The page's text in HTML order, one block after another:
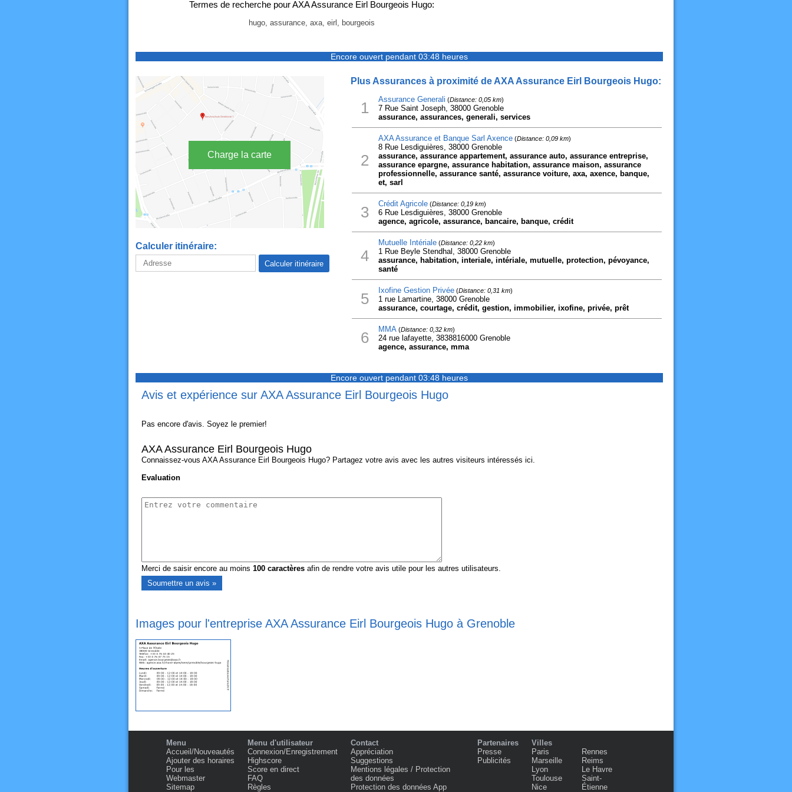
Termes de recherche pour AXA Assurance Eirl Bourgeois Hugo:
hugo, assurance, axa, eirl, bourgeois
Encore ouvert pendant 03:48 heures
Charge la carte
Calculer itinéraire:
Plus Assurances à proximité de AXA Assurance Eirl Bourgeois Hugo:
1 Assurance Generali (Distance: 0,05 km)
7 Rue Saint Joseph, 38000 Grenoble
assurance, assurances, generali, services
2
AXA Assurance et Banque Sarl Axence(Distance: 0,09 km)
8 Rue Lesdiguières, 38000 Grenoble
assurance, assurance appartement, assurance auto, assurance entreprise,
assurance epargne, assurance habitation, assurance maison, assurance
professionnelle, assurance santé, assurance voiture, axa, axence, banque,
et, sarl
3 Crédit Agricole(Distance: 0,19 km)
6 Rue Lesdiguières, 38000 Grenoble
agence, agricole, assurance, bancaire, banque, crédit
4
Mutuelle Intériale(Distance: 0,22 km)
1 Rue Beyle Stendhal, 38000 Grenoble
assurance, habitation, interiale, intériale, mutuelle, protection, pévoyance,
santé
5 Ixofine Gestion Privée(Distance: 0,31 km)
1 rue Lamartine, 38000 Grenoble
assurance, courtage, crédit, gestion, immobilier, ixofine, privée, prêt
6 MMA(Distance: 0,32 km)
24 rue lafayette, 3838816000 Grenoble
agence, assurance, mma
Encore ouvert pendant 03:48 heures
Avis et expérience sur AXA Assurance Eirl Bourgeois Hugo
Pas encore d'avis. Soyez le premier!
AXA Assurance Eirl Bourgeois Hugo
Connaissez-vous AXA Assurance Eirl Bourgeois Hugo? Partagez votre avis avec les autres visiteurs intéressés ici.
Evaluation
Merci de saisir encore au moins 100caractèresafin de rendre votre avis utile pour les autres utilisateurs.
Images pour l'entreprise AXA Assurance Eirl Bourgeois Hugo à Grenoble
Menu
Accueil/Nouveautés
Ajouter des horaires
Pour les
Webmaster
Sitemap
Menu d'utilisateur
Connexion/Enregistrement
Highscore
Score en direct
FAQ
Règles
Contact
Appréciation
Suggestions
Mentions légales / Protection
des données
Protection des données App
Partenaires
Presse
Publicités
Villes
Paris
Marseille
Lyon
Toulouse
Nice
Rennes
Reims
Le Havre
Saint-
Étienne